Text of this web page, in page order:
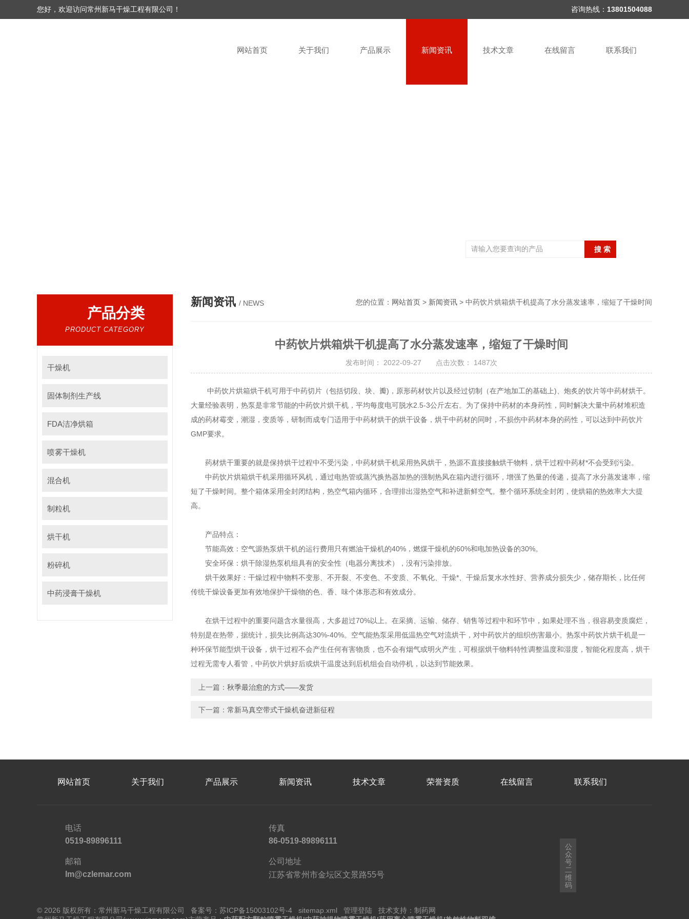
您好，欢迎访问常州新马干燥工程有限公司！ 咨询热线： 13801504088
网站首页 关于我们 产品展示 新闻资讯 技术文章 在线留言 联系我们
产品分类
PRODUCT CATEGORY
干燥机
固体制剂生产线
FDA洁净烘箱
喷雾干燥机
混合机
制粒机
烘干机
粉碎机
中药浸膏干燥机
新闻资讯 / NEWS 您的位置： 网站首页 > 新闻资讯 > 中药饮片烘箱烘干机提高了水分蒸发速率，缩短了干燥时间
中药饮片烘箱烘干机提高了水分蒸发速率，缩短了干燥时间
发布时间： 2022-09-27 点击次数： 1487次
中药饮片烘箱烘干机可用于中药切片（包括切段、块、瓣)，原形药材饮片以及经过切制（在产地加工的基础上)、炮炙的饮片等中药材烘干。
大量经验表明，热泵是非常节能的中药饮片烘干机，平均每度电可脱水2.5-3公斤左右。为了保持中药材的本身药性，同时解决大量中药材堆积造
成的药材霉变，潮湿，变质等，研制而成专门适用于中药材烘干的烘干设备，烘干中药材的同时，不损伤中药材本身的药性，可以达到中药饮片
GMP要求。
药材烘干重要的就是保持烘干过程中不受污染，中药材烘干机采用热风烘干，热源不直接接触烘干物料，烘干过程中药材*不会受到污染。
中药饮片烘箱烘干机采用循环风机，通过电热管或蒸汽换热器加热的强制热风在箱内进行循环，增强了热量的传递，提高了水分蒸发速率，缩
短了干燥时间。整个箱体采用全封闭结构，热空气箱内循环，合理排出湿热空气和补进新鲜空气。整个循环系统全封闭，使烘箱的热效率大大提
高。
产品特点：
节能高效：空气源热泵烘干机的运行费用只有燃油干燥机的40%，燃煤干燥机的60%和电加热设备的30%。
安全环保：烘干除湿热泵机组具有的安全性（电器分离技术），没有污染排放。
烘干效果好：干燥过程中物料不变形、不开裂、不变色、不变质、不氧化、干燥*、干燥后复水水性好、营养成分损失少，储存期长，比任何
传统干燥设备更加有效地保护干燥物的色、香、味个体形态和有效成分。
在烘干过程中的重要问题含水量很高，大多超过70%以上。在采摘、运输、储存、销售等过程中和环节中，如果处理不当，很容易变质腐烂，
特别是在热带，据统计，损失比例高达30%-40%。空气能热泵采用低温热空气对流烘干，对中药饮片的组织伤害最小。热泵中药饮片烘干机是一
种环保节能型烘干设备，烘干过程不会产生任何有害物质，也不会有烟气或明火产生，可根据烘干物料特性调整温度和湿度，智能化程度高，烘干
过程无需专人看管，中药饮片烘好后或烘干温度达到后机组会自动停机，以达到节能效果。
上一篇： 秋季最治愈的方式——发货
下一篇： 常新马真空带式干燥机奋进新征程
网站首页 关于我们 产品展示 新闻资讯 技术文章 荣誉资质 在线留言 联系我们
电话
0519-89896111
传真
86-0519-89896111
邮箱
lm@czlemar.com
公司地址
江苏省常州市金坛区文景路55号
© 2026 版权所有：常州新马干燥工程有限公司 备案号： 苏ICP备15003102号-4 sitemap.xml 管理登陆 技术支持： 制药网
公
众
号
二
维
码